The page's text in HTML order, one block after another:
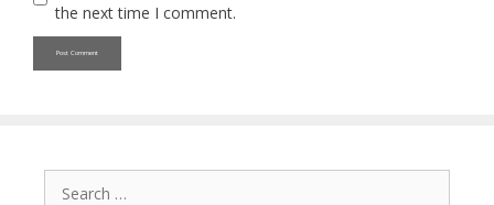
the next time I comment.